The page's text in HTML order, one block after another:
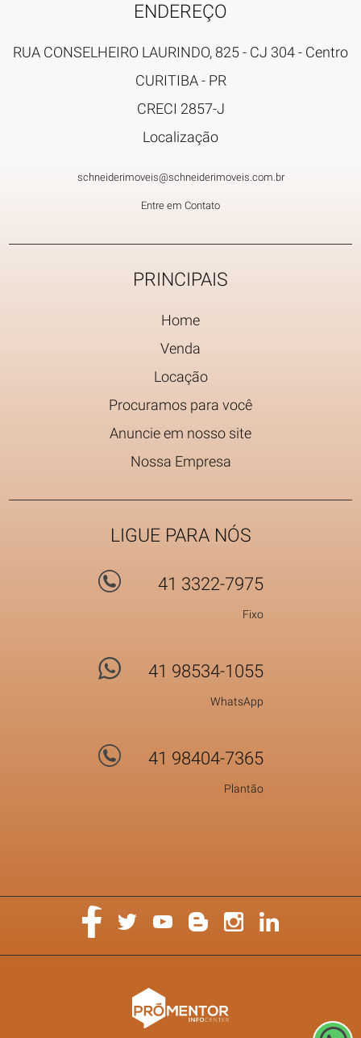
ENDEREÇO
RUA CONSELHEIRO LAURINDO, 825 - CJ 304- Centro
CURITIBA- PR
CRECI 2857-J
Localização
schneiderimoveis@schneiderimoveis.com.br
Entre em Contato
PRINCIPAIS
Home
Venda
Locação
Procuramos para você
Anuncie em nosso site
Nossa Empresa
LIGUE PARA NÓS
41 3322-7975
Fixo
41 98534-1055
WhatsApp
41 98404-7365
Plantão